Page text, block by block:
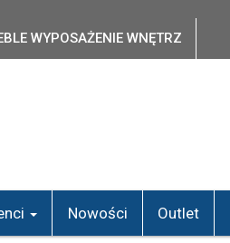
WYPOSAŻENIE WNĘTRZ
Nowości Outlet